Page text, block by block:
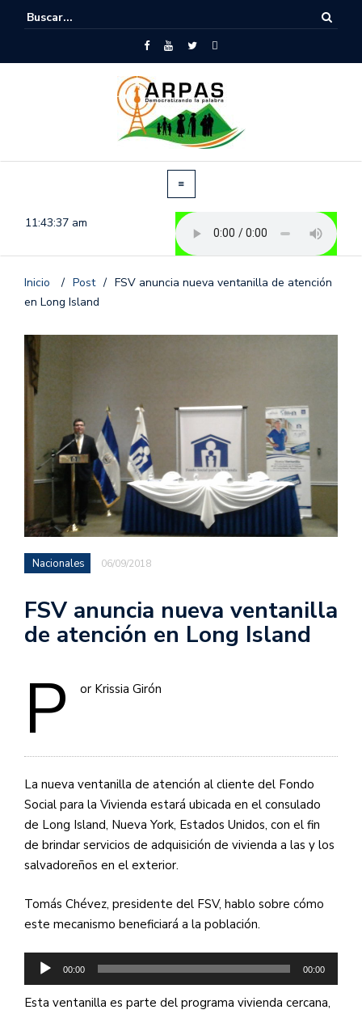
11:43:37 am
Inicio / Post / FSV anuncia nueva ventanilla de atención
en Long Island
Nacionales 06/09/2018
FSV anuncia nueva ventanilla
de atención en Long Island
P or Krissia Girón
La nueva ventanilla de atención al cliente del Fondo
Social para la Vivienda estará ubicada en el consulado
de Long Island, Nueva York, Estados Unidos, con el fin
de brindar servicios de adquisición de vivienda a las y los
salvadoreños en el exterior.
Tomás Chévez, presidente del FSV, hablo sobre cómo
este mecanismo beneficiará a la población.
Reproductor
audio
00:00 00:00
Esta ventanilla es parte del programa vivienda cercana,